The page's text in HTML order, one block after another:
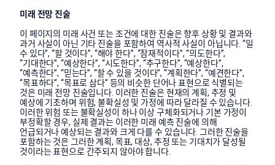
미래 전망 진술
이 페이지의 미래 사건 또는 조건에 대한 진술은 향후 상황 및 결과와
과거 사실이 아닌 기타 진술을 포함하여 역사적 사실이 아닙니다. “일
수 있다”, “할 것이다”, “해야 한다”, “잠재적이다”, “의도한다”,
“기대한다”, “예상한다”, “시도한다”, “추구한다”, “예상한다”,
“예측한다”, “믿는다”, “할 수 있을 것이다”, “계획한다”, “예견한다”,
“목표하다”, “목표로 삼다” 등의 비슷한 단어나 표현으로 식별되는
것은 미래 전망 진술입니다. 이러한 진술은 현재의 계획, 추정 및
예상에 기초하며 위험, 불확실성 및 가정에 따라 달라질 수 있습니다.
이러한 위험 또는 불확실성이 하나 이상 구체화되거나 기본 가정이
부정확할 경우, 실제 결과는 이러한 미래 예측 진술에 의해
언급되거나 예상되는 결과와 크게 다를 수 있습니다. 그러한 진술을
포함하는 것은 그러한 계획, 목표, 대상, 추정 또는 기대치가 달성될
것이라는 표현으로 간주되지 않아야 합니다.